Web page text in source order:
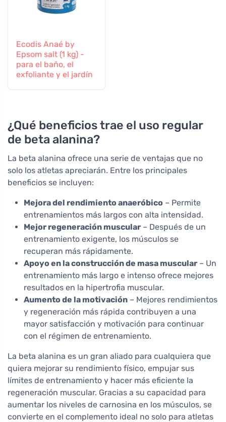
Ecodis Anaé by
Epsom salt (1 kg) -
para el baño, el
exfoliante y el jardín
¿Qué beneficios trae el uso regular
de beta alanina?
La beta alanina ofrece una serie de ventajas que no
solo los atletas apreciarán. Entre los principales
beneficios se incluyen:
Mejora del rendimiento anaeróbico – Permite
entrenamientos más largos con alta intensidad.
Mejor regeneración muscular – Después de un
entrenamiento exigente, los músculos se
recuperan más rápidamente.
Apoyo en la construcción de masa muscular – Un
entrenamiento más largo e intenso ofrece mejores
resultados en la hipertrofia muscular.
Aumento de la motivación – Mejores rendimientos
y regeneración más rápida contribuyen a una
mayor satisfacción y motivación para continuar
con el régimen de entrenamiento.
La beta alanina es un gran aliado para cualquiera que
quiera mejorar su rendimiento físico, empujar sus
límites de entrenamiento y hacer más eficiente la
regeneración muscular. Gracias a su capacidad para
aumentar los niveles de carnosina en los músculos, se
convierte en el complemento ideal no solo para atletas